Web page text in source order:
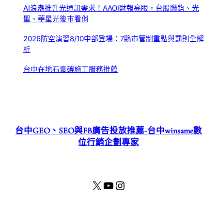
AI浪潮推升光通訊需求！AAOI財報亮眼，台股聯鈞、光
聖、華星光後市看俏
2026防空演習8/10中部登場：7縣市管制重點與罰則全解
析
台中在地石膏磚施工服務推薦
台中GEO、SEO與FB廣告投放推薦-台中winsame數
位行銷企劃專家
X YouTube Instagram